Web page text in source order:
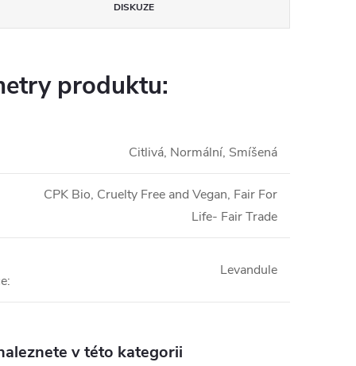
DISKUZE
produktu:
Citlivá, Normální, Smíšená
CPK Bio, Cruelty Free and Vegan, Fair For
Life- Fair Trade
:
Levandule
v této kategorii